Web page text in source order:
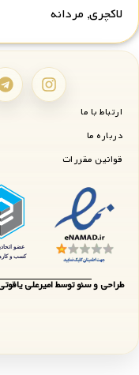
لاکچری, مردانه
ارتباط با ما
درباره ما
قوانین مقررات
طراحی و سئو توسط امیرعلی